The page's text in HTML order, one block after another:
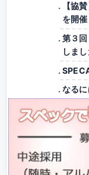
【協
を開催
第３
しまし
なる